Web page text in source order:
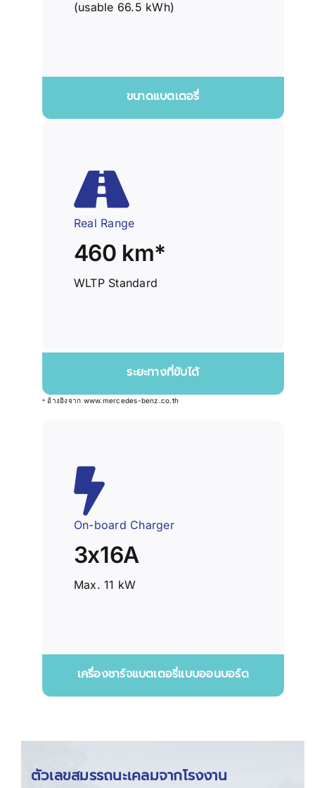
(usable 66.5 kWh)
ขนาดแบตเตอรี่
Real Range
460 km*
WLTP Standard
ระยะทางที่ขับได้
* อ้างอิงจาก www.mercedes-benz.co.th
On-board Charger
3x16A
Max. 11 kW
เครื่องชาร์จแบตเตอรี่แบบออนบอร์ด
ตัวเลขสมรรถนะเคลมจากโรงงาน